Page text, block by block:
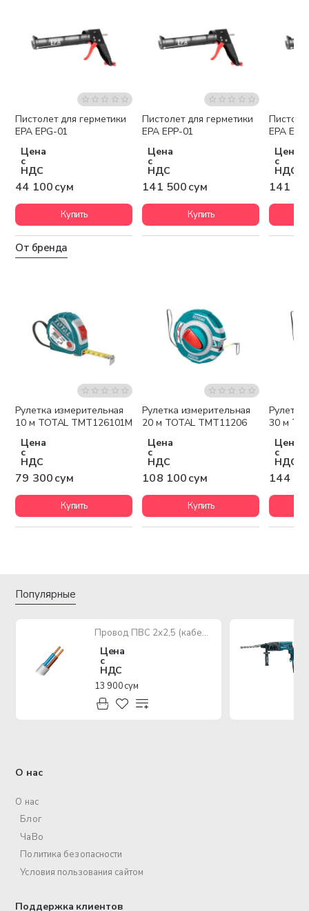
Пистолет для герметики
EPA EPG-01
Цена
с
НДС
44 100 сум
Купить
Пистолет для герметики
EPA EPP-01
Цена
с
НДС
141 500 сум
Купить
EPA
Цена
с
НДС
141
От бренда
Рулетка измерительная
10 м TOTAL TMT126101M
Цена
с
НДС
79 300 сум
Купить
Рулетка измерительная
20 м TOTAL TMT11206
Цена
с
НДС
108 100 сум
Купить
30 м
Цена
с
НДС
144
Популярные
Провод ПВС 2х2,5 (кабель медный многожильный)
Цена
с
НДС
13 900 сум
О нас
О нас
Блог
ЧаВо
Политика безопасности
Условия пользования сайтом
Поддержка клиентов